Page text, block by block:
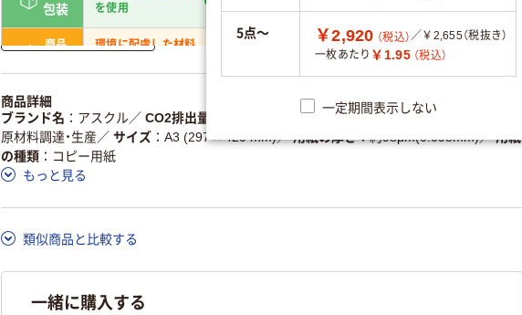
包装
を使用
やすい設計
商品
環境に配慮した材料
省資源・省エネ・節水
分別・リサイクルし
やすい設計
仕組
る
削減
この商品の環境配慮ポイントです。詳しくはページ下部の商品詳細「アスクル商品環境スコ
ア詳細／加点項目
詳しく見る
商品詳細
ブランド名
アスクル／ CO2排出量 [kg-CO2]
●1箱（500枚入×3冊）:70.37 (注)算定対象:
原材料調達・生産／ サイズ A3 (297 × 420 mm)／ 用紙の厚さ 約98μm(0.098mm)／ 用紙
の種類
コピー用紙
もっと見る
類似商品と比較する
一緒に購入する
5点～ ￥2,920 （税込）／￥2,655（税抜き）
一枚あたり ￥1.95 （税込）
一定期間表示しない